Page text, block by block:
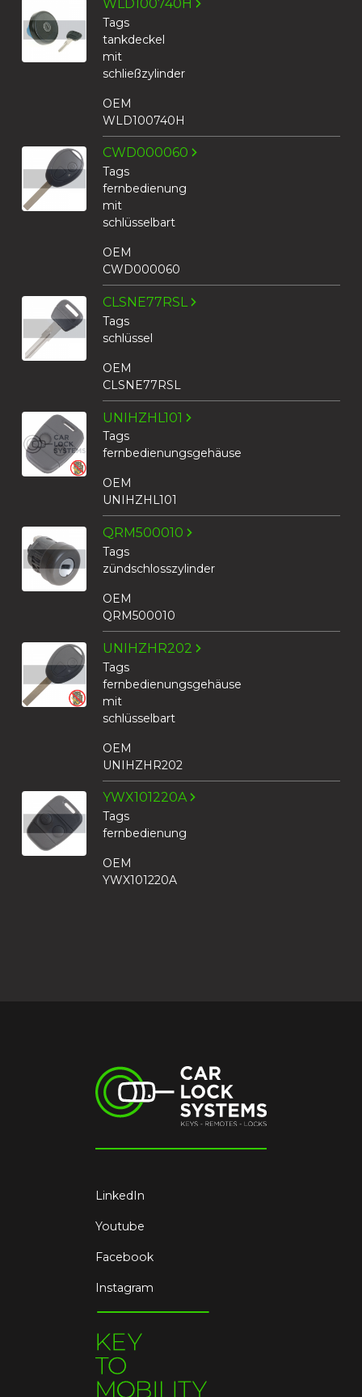
WLD100740H
Tags
tankdeckel
mit
schließzylinder
OEM
WLD100740H
CWD000060
Tags
fernbedienung
mit
schlüsselbart
OEM
CWD000060
CLSNE77RSL
Tags
schlüssel
OEM
CLSNE77RSL
UNIHZHL101
Tags
fernbedienungsgehäuse
OEM
UNIHZHL101
QRM500010
Tags
zündschlosszylinder
OEM
QRM500010
UNIHZHR202
Tags
fernbedienungsgehäuse
mit
schlüsselbart
OEM
UNIHZHR202
YWX101220A
Tags
fernbedienung
OEM
YWX101220A
LinkedIn
Youtube
Facebook
Instagram